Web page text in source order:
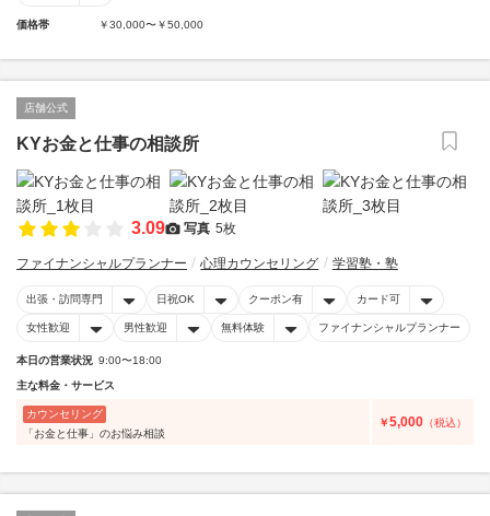
価格帯 ￥30,000〜￥50,000
店舗公式
KYお金と仕事の相談所
3.09 写真 5枚
ファイナンシャルプランナー 心理カウンセリング 学習塾・塾
出張・訪問専門 日祝OK クーポン有 カード可
女性歓迎 男性歓迎 無料体験 ファイナンシャルプランナー
本日の営業状況 9:00〜18:00
主な料金・サービス
カウンセリング
「お金と仕事」のお悩み相談
￥5,000 （税込）